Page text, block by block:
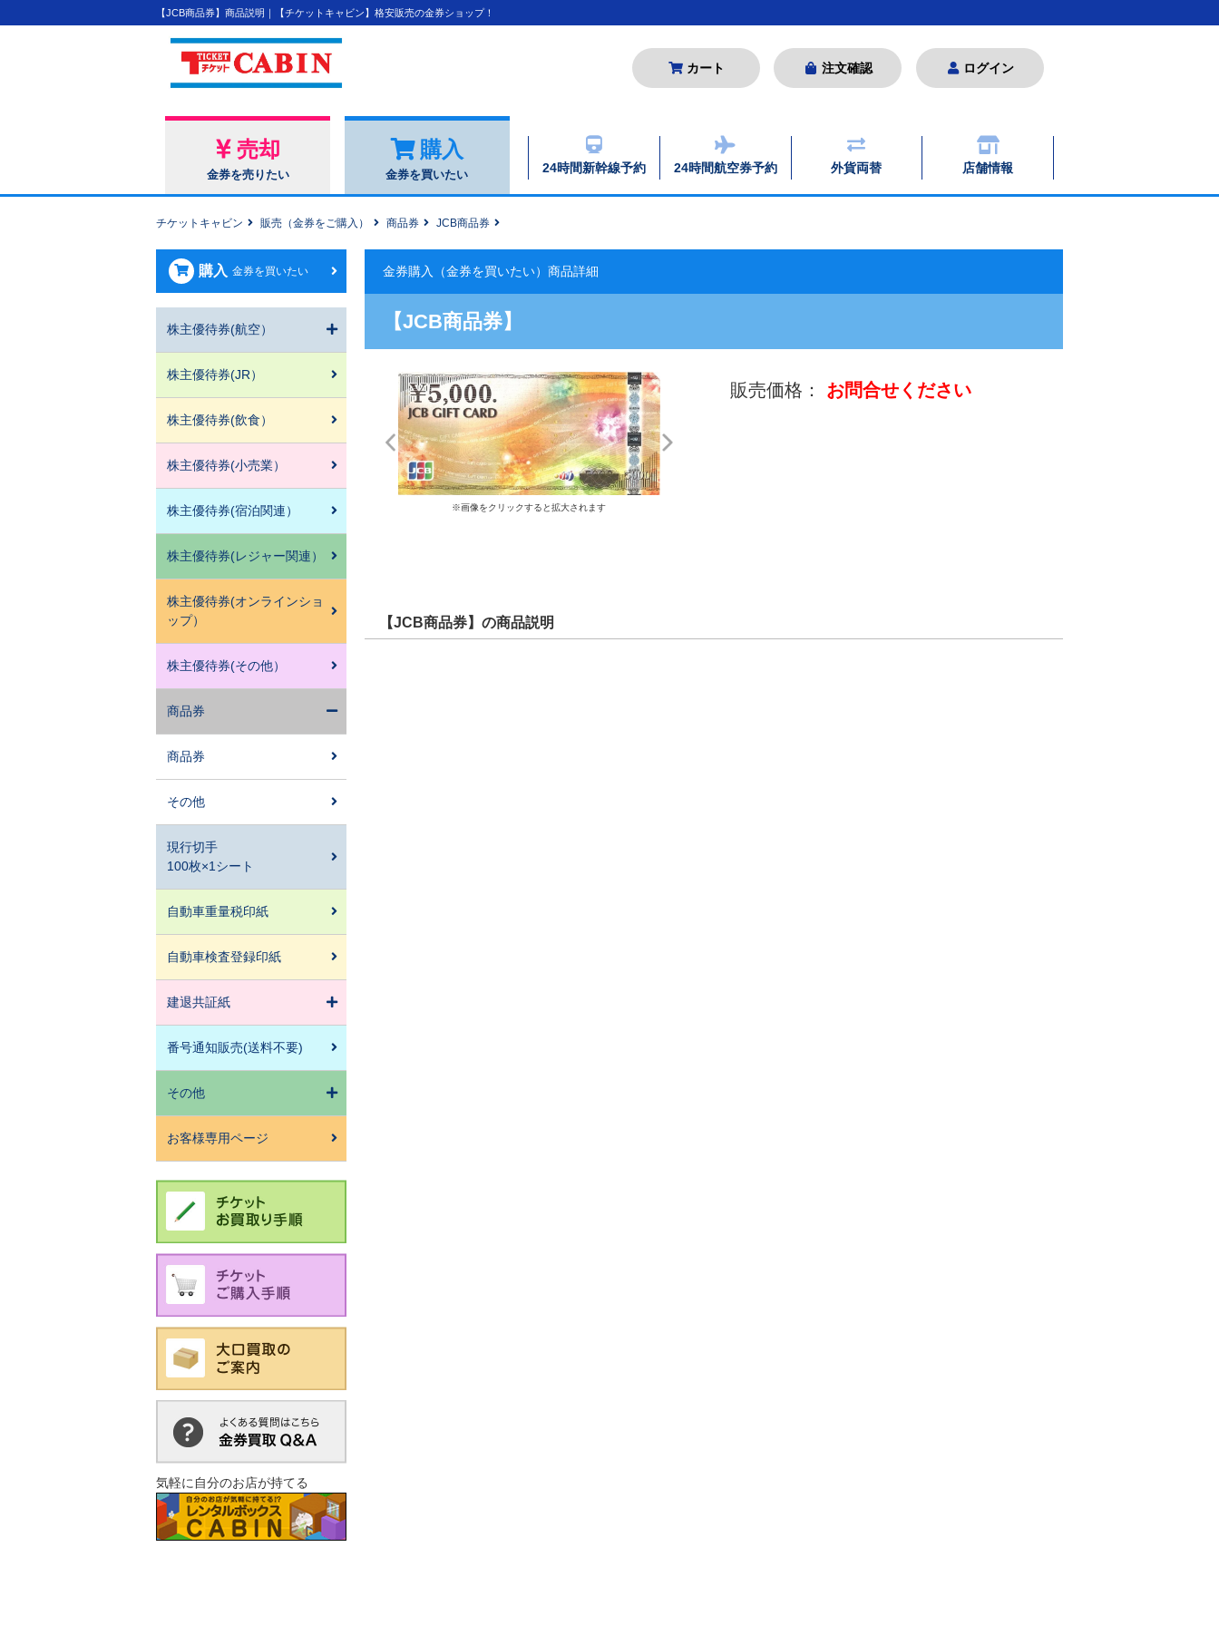
【JCB商品券】商品説明｜【チケットキャビン】格安販売の金券ショップ！
カート 注文確認 ログイン
売却
金券を売りたい
購入
金券を買いたい 24時間新幹線予約 24時間航空券予約 外貨両替 店舗情報
チケットキャビン 販売（金券をご購入） 商品券 JCB商品券
金券購入（金券を買いたい）商品詳細
【JCB商品券】
※画像をクリックすると拡大されます
販売価格： お問合せください
【JCB商品券】の商品説明
購入 金券を買いたい
株主優待券(航空）
株主優待券(JR）
株主優待券(飲食）
株主優待券(小売業）
株主優待券(宿泊関連）
株主優待券(レジャー関連）
株主優待券(オンラインショ
ップ）
株主優待券(その他）
商品券
商品券
その他
現行切手
100枚×1シート
自動車重量税印紙
自動車検査登録印紙
建退共証紙
番号通知販売(送料不要)
その他
お客様専用ページ
気軽に自分のお店が持てる